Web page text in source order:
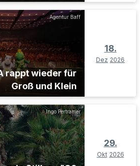
Agentur Baff
rappt wieder für
Groß und Klein
18.
Dez 2026
Ingo Pertramer
29.
Okt 2026